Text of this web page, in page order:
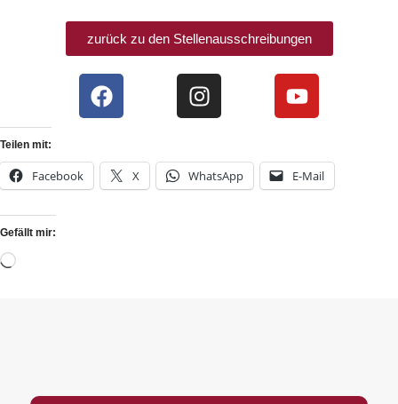
zurück zu den Stellenausschreibungen
Teilen mit:
Facebook X WhatsApp E-Mail
Gefällt mir: